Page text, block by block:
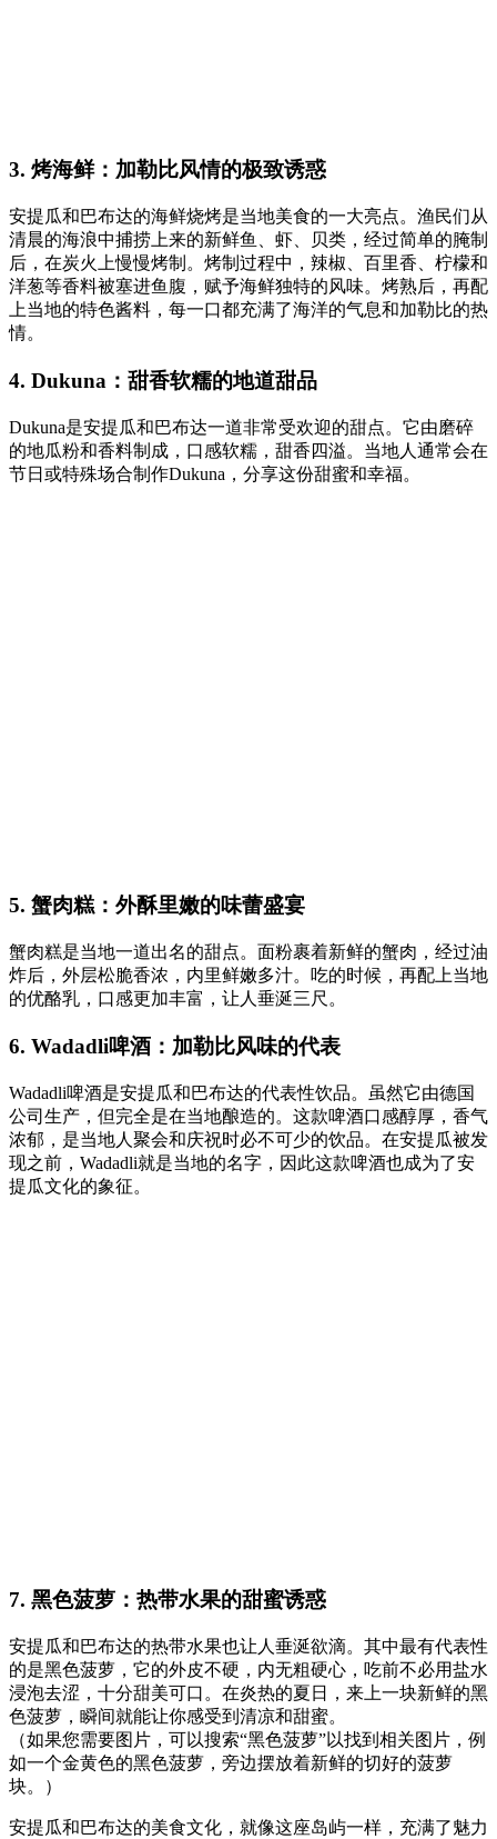
3. 烤海鲜：加勒比风情的极致诱惑
安提瓜和巴布达的海鲜烧烤是当地美食的一大亮点。渔民们从
清晨的海浪中捕捞上来的新鲜鱼、虾、贝类，经过简单的腌制
后，在炭火上慢慢烤制。烤制过程中，辣椒、百里香、柠檬和
洋葱等香料被塞进鱼腹，赋予海鲜独特的风味。烤熟后，再配
上当地的特色酱料，每一口都充满了海洋的气息和加勒比的热
情。
4. Dukuna：甜香软糯的地道甜品
Dukuna是安提瓜和巴布达一道非常受欢迎的甜点。它由磨碎
的地瓜粉和香料制成，口感软糯，甜香四溢。当地人通常会在
节日或特殊场合制作Dukuna，分享这份甜蜜和幸福。
5. 蟹肉糕：外酥里嫩的味蕾盛宴
蟹肉糕是当地一道出名的甜点。面粉裹着新鲜的蟹肉，经过油
炸后，外层松脆香浓，内里鲜嫩多汁。吃的时候，再配上当地
的优酪乳，口感更加丰富，让人垂涎三尺。
6. Wadadli啤酒：加勒比风味的代表
Wadadli啤酒是安提瓜和巴布达的代表性饮品。虽然它由德国
公司生产，但完全是在当地酿造的。这款啤酒口感醇厚，香气
浓郁，是当地人聚会和庆祝时必不可少的饮品。在安提瓜被发
现之前，Wadadli就是当地的名字，因此这款啤酒也成为了安
提瓜文化的象征。
7. 黑色菠萝：热带水果的甜蜜诱惑
安提瓜和巴布达的热带水果也让人垂涎欲滴。其中最有代表性
的是黑色菠萝，它的外皮不硬，内无粗硬心，吃前不必用盐水
浸泡去涩，十分甜美可口。在炎热的夏日，来上一块新鲜的黑
色菠萝，瞬间就能让你感受到清凉和甜蜜。
（如果您需要图片，可以搜索“黑色菠萝”以找到相关图片，例
如一个金黄色的黑色菠萝，旁边摆放着新鲜的切好的菠萝
块。）
安提瓜和巴布达的美食文化，就像这座岛屿一样，充满了魅力